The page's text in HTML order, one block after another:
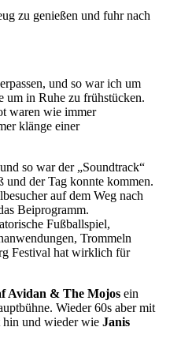
zu genießen und fuhr nach
und so war ich um
um in Ruhe zu frühstücken.
waren wie immer
klänge einer
so war der „Soundtrack“
der Tag konnte kommen.
auf dem Weg nach
Beiprogramm.
Fußballspiel,
Trommeln
Festival hat wirklich für
Avidan & The Mojosein
Wieder 60s aber mit
und wieder wie Janis